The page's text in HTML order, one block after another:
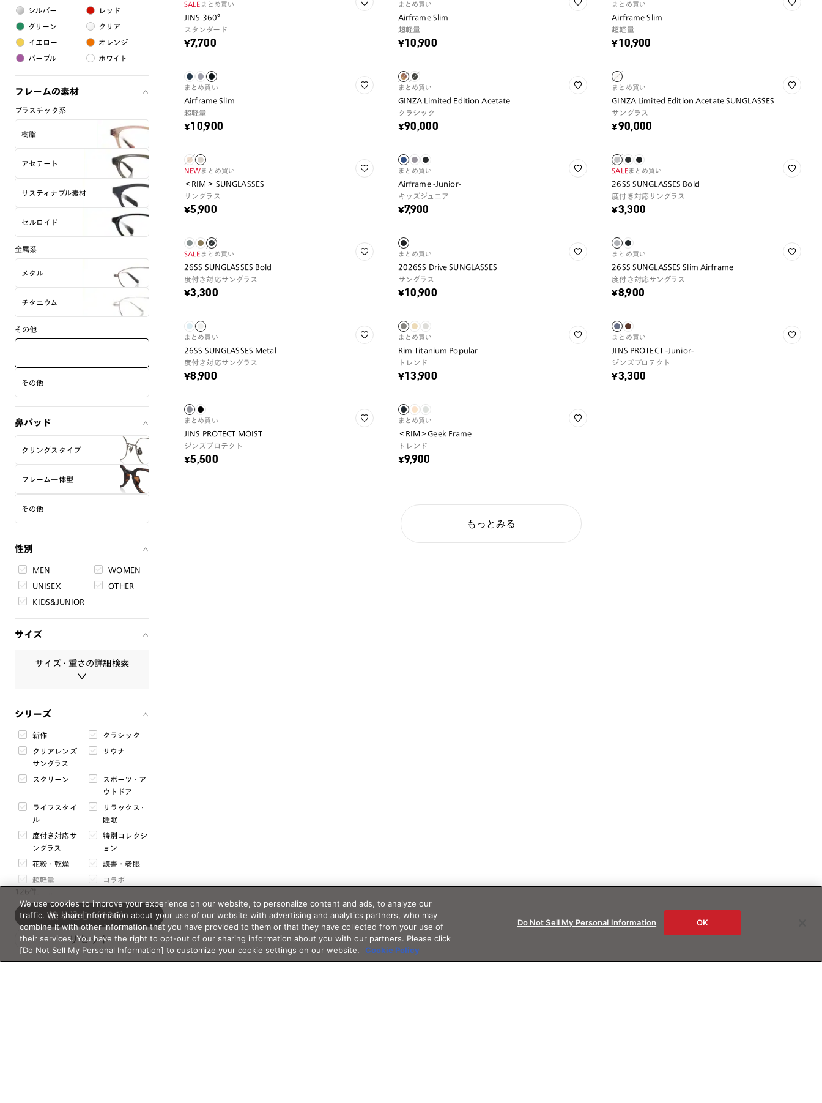
シルバー レッド
グリーン クリア
イエロー オレンジ
パープル ホワイト
フレームの素材
プラスチック系
樹脂
アセテート
サスティナブル素材
セルロイド
金属系
メタル
チタニウム
その他
その他
鼻パッド
クリングスタイプ
フレーム一体型
その他
性別
MEN WOMEN
UNISEX OTHER
KIDS&JUNIOR
サイズ
サイズ・重さの詳細検索
サイズ・重さは必ず半角数字で入
力してください。
レンズ幅
mm
ブリッジ幅
テンプル
mm
天地幅
mm 〜 mm
サイズについて
フレームの重さ
g 〜 g
シリーズ
新作 クラシック
クリアレンズ
サングラス
サウナ
スクリーン
スポーツ・ア
ウトドア
ライフスタイ
ル
リラックス・
睡眠
度付き対応サ
ングラス
特別コレクシ
ョン
花粉・乾燥 読書・老眼
超軽量 コラボ
価格・価格タイプ
126件
リセット
絞り込む（126）
SALE まとめ買い
JINS 360°
スタンダード
¥7,700
まとめ買い
Airframe Slim
超軽量
¥10,900
まとめ買い
Airframe Slim
超軽量
¥10,900
まとめ買い
Airframe Slim
超軽量
¥10,900
まとめ買い
GINZA Limited Edition Acetate
クラシック
¥90,000
まとめ買い
GINZA Limited Edition Acetate SUNGLASSES
サングラス
¥90,000
NEWまとめ買い
＜RIM＞ SUNGLASSES
サングラス
¥5,900
まとめ買い
Airframe -Junior-
キッズジュニア
¥7,900
SALEまとめ買い
26SS SUNGLASSES Bold
度付き対応サングラス
¥3,300
SALE まとめ買い
26SS SUNGLASSES Bold
度付き対応サングラス
¥3,300
まとめ買い
2026SS Drive SUNGLASSES
サングラス
¥10,900
まとめ買い
26SS SUNGLASSES Slim Airframe
度付き対応サングラス
¥8,900
まとめ買い
26SS SUNGLASSES Metal
度付き対応サングラス
¥8,900
まとめ買い
Rim Titanium Popular
トレンド
¥13,900
まとめ買い
JINS PROTECT -Junior-
ジンズプロテクト
¥3,300
まとめ買い
JINS PROTECT MOIST
ジンズプロテクト
¥5,500
まとめ買い
＜RIM＞Geek Frame
トレンド
¥9,900
もっとみる
We use cookies to improve your experience on our website, to personalize content and ads, to analyze our
traffic. We share information about your use of our website with advertising and analytics partners, who may
combine it with other information that you have provided to them or that they have collected from your use of
their services. You have the right to opt-out of our sharing information about you with our partners. Please click
[Do Not Sell My Personal Information] to customize your cookie settings on our website.
Cookie Policy
Do Not Sell My Personal Information OK